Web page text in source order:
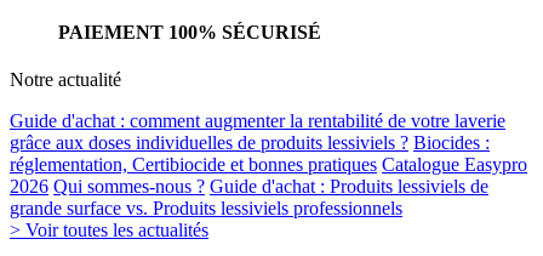
PAIEMENT 100% SÉCURISÉ
Notre actualité
Guide d'achat : comment augmenter la rentabilité de votre laverie
grâce aux doses individuelles de produits lessiviels ? Biocides :
réglementation, Certibiocide et bonnes pratiques Catalogue Easypro
2026 Qui sommes-nous ? Guide d'achat : Produits lessiviels de
grande surface vs. Produits lessiviels professionnels
> Voir toutes les actualités